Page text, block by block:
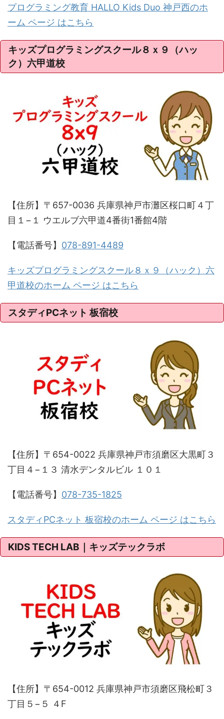
プログラミング教育 HALLO Kids Duo 神戸西のホ
ーム ページ はこちら
キッズプログラミングスクール８ｘ９（ハッ
ク）六甲道校
【住所】〒657-0036 兵庫県神戸市灘区桜口町４丁
目１−１ ウエルブ六甲道4番街1番館4階
【電話番号】 078-891-4489
キッズプログラミングスクール８ｘ９（ハック）六
甲道校のホーム ページ はこちら
スタディPCネット 板宿校
【住所】〒654-0022 兵庫県神戸市須磨区大黒町３
丁目４−１３ 清水デンタルビル １０１
【電話番号】 078-735-1825
スタディPCネット 板宿校のホーム ページ はこちら
KIDS TECH LAB｜キッズテックラボ
【住所】〒654-0012 兵庫県神戸市須磨区飛松町３
丁目５−５ ４F